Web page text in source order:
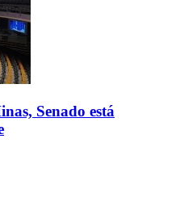
Senado está